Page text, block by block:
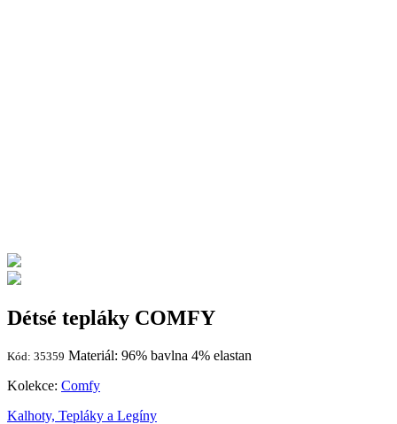
Détsé tepláky COMFY
Kód: 35359 Materiál: 96% bavlna 4% elastan
Kolekce: Comfy
Kalhoty, Tepláky a Legíny